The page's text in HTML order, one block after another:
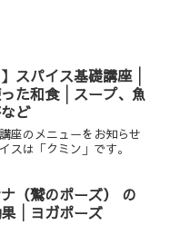
】スパイス基礎講座│
た和食│スープ、魚
ど
座のメニューをお知らせ
スは「クミン」です。
（鷲のポーズ） の
│ヨガポーズ